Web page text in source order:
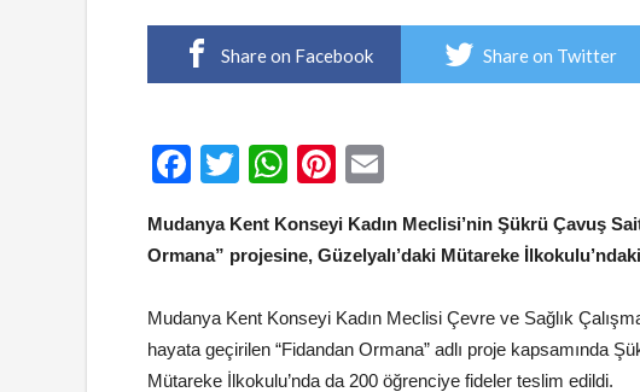
Share on Facebook Share on Twitter
Facebook
TwitterWhatsApp
Pinterest
Mudanya Kent Konseyi Kadın Meclisi’nin Şükrü Çavuş
Ormana” projesine, Güzelyalı’daki Mütareke
Mudanya Kent Konseyi Kadın Meclisi Çevre ve Sağlık
hayata geçirilen “Fidandan Ormana” adlı proje kapsamında
Mütareke İlkokulu’nda da 200 öğrenciye fideler teslim edildi.